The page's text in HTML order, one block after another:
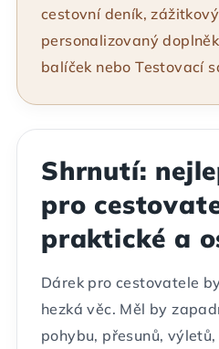
cestovní deník,
personalizovaný
balíček nebo Testovací
Shrnutí:
pro
praktické a
Dárek pro cestovatele
hezká věc. Měl by
pohybu, přesunů,